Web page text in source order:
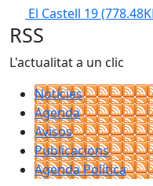
El Castell 19
RSS
L'actualitat a un clic
Notícies
Agenda
Avisos
Publicacions
Agenda Política